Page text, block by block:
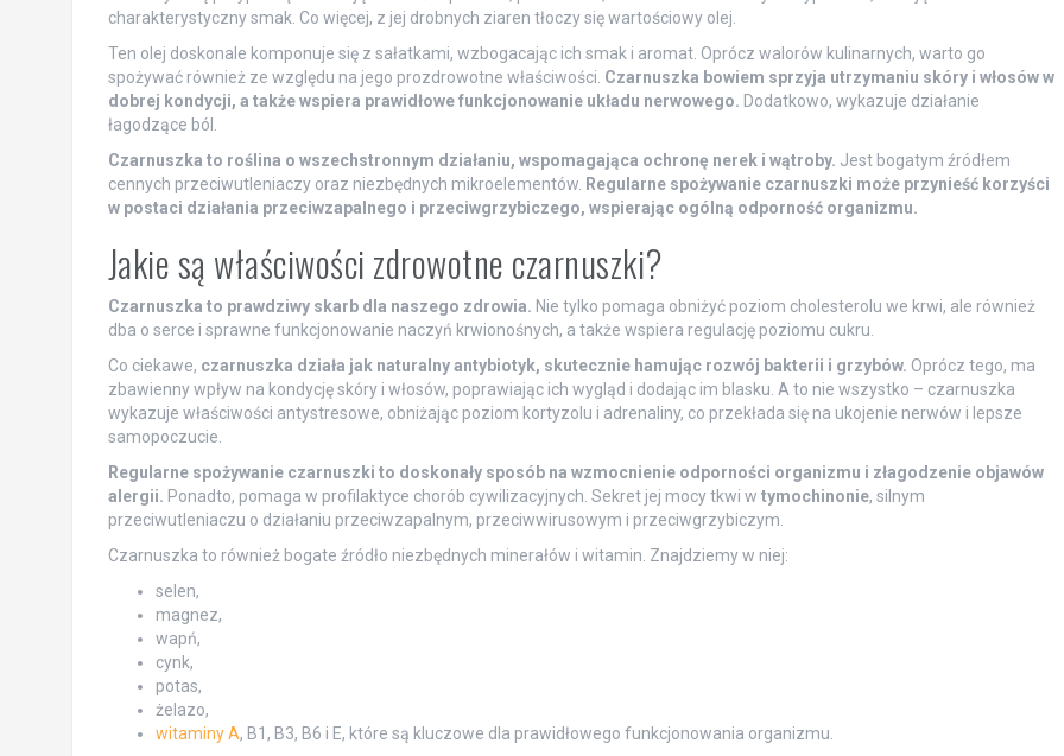
charakterystyczny smak. Co więcej, z jej drobnych ziaren tłoczy się wartościowy olej.
Ten olej doskonale komponuje się z sałatkami, wzbogacając ich smak i aromat. Oprócz walorów kulinarnych, warto go
spożywać również ze względu na jego prozdrowotne właściwości. Czarnuszka bowiem sprzyja utrzymaniu skóry i włosów w
dobrej kondycji, a także wspiera prawidłowe funkcjonowanie układu nerwowego. Dodatkowo, wykazuje działanie
łagodzące ból.
Czarnuszka to roślina o wszechstronnym działaniu, wspomagająca ochronę nerek i wątroby. Jest bogatym źródłem
cennych przeciwutleniaczy oraz niezbędnych mikroelementów. Regularne spożywanie czarnuszki może przynieść korzyści
w postaci działania przeciwzapalnego i przeciwgrzybiczego, wspierając ogólną odporność organizmu.
Jakie są właściwości zdrowotne czarnuszki?
Czarnuszka to prawdziwy skarb dla naszego zdrowia. Nie tylko pomaga obniżyć poziom cholesterolu we krwi, ale również
dba o serce i sprawne funkcjonowanie naczyń krwionośnych, a także wspiera regulację poziomu cukru.
Co ciekawe, czarnuszka działa jak naturalny antybiotyk, skutecznie hamując rozwój bakterii i grzybów. Oprócz tego, ma
zbawienny wpływ na kondycję skóry i włosów, poprawiając ich wygląd i dodając im blasku. A to nie wszystko – czarnuszka
wykazuje właściwości antystresowe, obniżając poziom kortyzolu i adrenaliny, co przekłada się na ukojenie nerwów i lepsze
samopoczucie.
Regularne spożywanie czarnuszki to doskonały sposób na wzmocnienie odporności organizmu i złagodzenie objawów
alergii. Ponadto, pomaga w profilaktyce chorób cywilizacyjnych. Sekret jej mocy tkwi w tymochinonie, silnym
przeciwutleniaczu o działaniu przeciwzapalnym, przeciwwirusowym i przeciwgrzybiczym.
Czarnuszka to również bogate źródło niezbędnych minerałów i witamin. Znajdziemy w niej:
selen,
magnez,
wapń,
cynk,
potas,
żelazo,
witaminy A, B1, B3, B6 i E, które są kluczowe dla prawidłowego funkcjonowania organizmu.